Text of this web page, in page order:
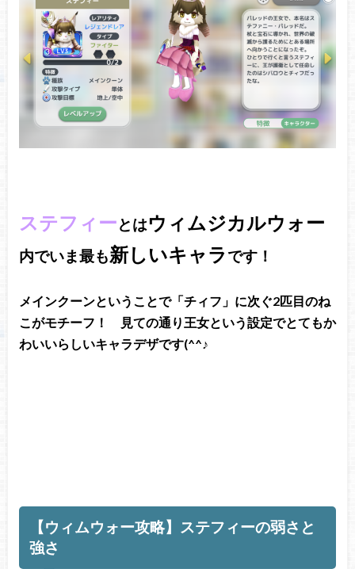
ステフィーとはウィムジカルウォー
内でいま最も新しいキャラ です！
メインクーンということで「チィフ」に次ぐ2匹目のね
こがモチーフ！ 見ての通り王女という設定でとてもか
わいいらしいキャラデザです(^^♪
【ウィムウォー攻略】ステフィーの弱さと
強さ